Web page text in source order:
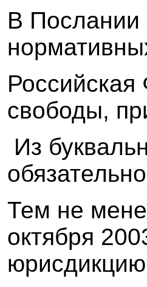
В Послании
свободы,
Из
Тем не
октября